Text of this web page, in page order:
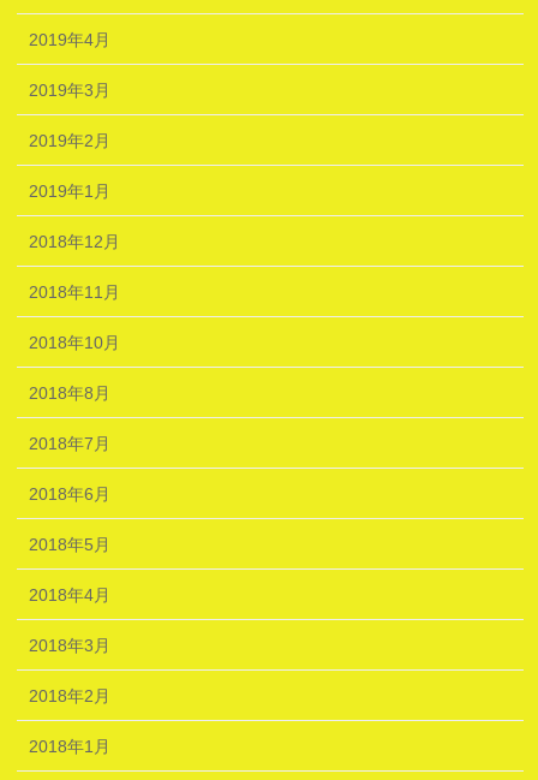
2019年4月
2019年3月
2019年2月
2019年1月
2018年12月
2018年11月
2018年10月
2018年8月
2018年7月
2018年6月
2018年5月
2018年4月
2018年3月
2018年2月
2018年1月